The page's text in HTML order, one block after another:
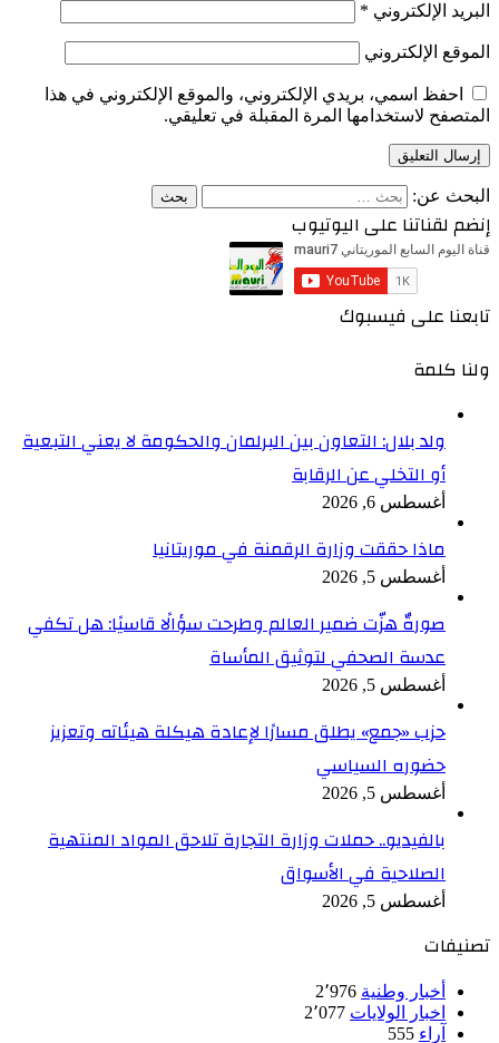
البريد الإلكتروني *
الموقع الإلكتروني
احفظ اسمي، بريدي الإلكتروني، والموقع الإلكتروني في هذا
المتصفح لاستخدامها المرة المقبلة في تعليقي.
البحث عن:
إنضم لقناتنا على اليوتيوب
تابعنا على فيسبوك
ولنا كلمة
ولد بلال: التعاون بين البرلمان والحكومة لا يعني التبعية
أو التخلي عن الرقابة
أغسطس 6, 2026
ماذا حققت وزارة الرقمنة في موريتانيا
أغسطس 5, 2026
صورةٌ هزّت ضمير العالم وطرحت سؤالًا قاسيًا: هل تكفي
عدسة الصحفي لتوثيق المأساة
أغسطس 5, 2026
حزب «جمع» يطلق مسارًا لإعادة هيكلة هيئاته وتعزيز
حضوره السياسي
أغسطس 5, 2026
بالفيديو.. حملات وزارة التجارة تلاحق المواد المنتهية
الصلاحية في الأسواق
أغسطس 5, 2026
تصنيفات
أخبار وطنية 2٬976
اخبار الولايات 2٬077
آراء 555